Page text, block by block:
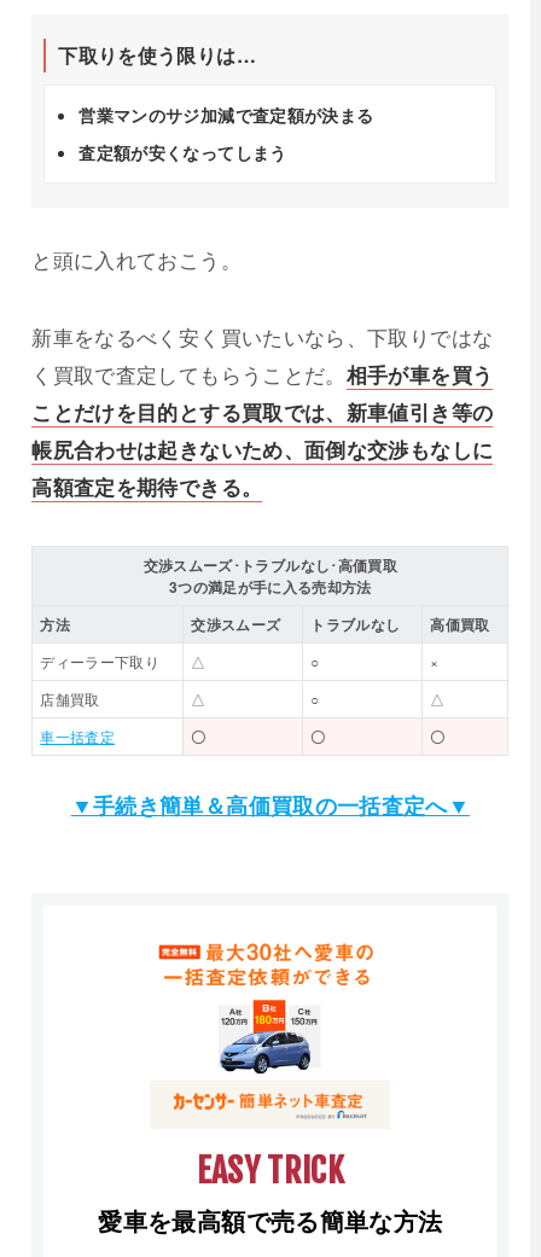
下取りを使う限りは…
営業マンのサジ加減で査定額が決まる
査定額が安くなってしまう
と頭に入れておこう。
新車をなるべく安く買いたいなら、下取りではな
く買取で査定してもらうことだ。 相手が車を買う
ことだけを目的とする買取では、新車値引き等の
帳尻合わせは起きないため、面倒な交渉もなしに
高額査定を期待できる。
交渉スムーズ･トラブルなし･高価買取
3つの満足が手に入る売却方法
方法
交渉スムーズ トラブルなし 高価買取
ディーラー下取り △ ○
×
店舗買取
△ ○
△
車一括査定
〇 〇 〇
▼手続き簡単＆高価買取の一括査定へ▼
EASY TRICK
愛車を最高額で売る簡単な方法